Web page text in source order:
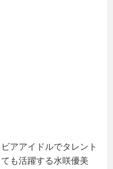
アアイドルでタレント
ても活躍する水咲優美